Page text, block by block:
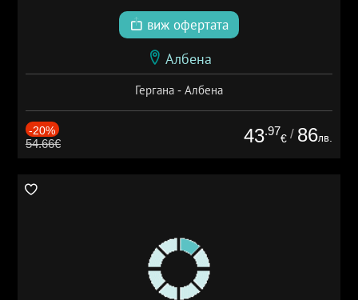
виж офертата
Албена
Гергана - Албена
-20%
54.66€ 43.97
€ / 86лв.